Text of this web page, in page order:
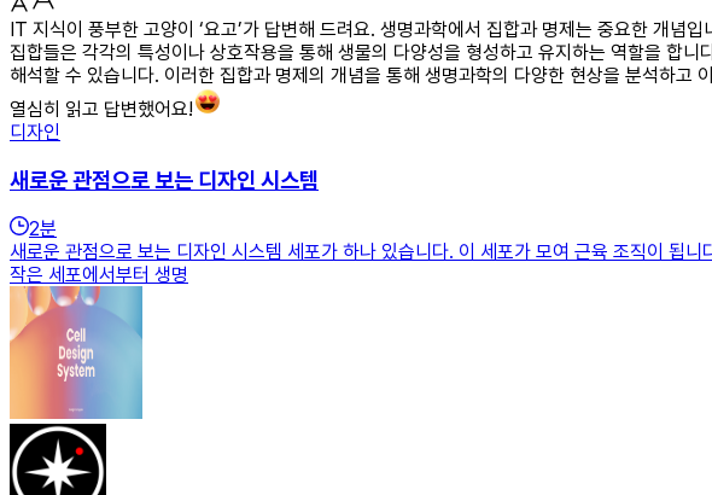
IT 지식이 풍부한 고양이 ‘요고’가 답변해 드려요. 생명과학에서 집합과 명제는 중요한 개념
집합들은 각각의 특성이나 상호작용을 통해 생물의 다양성을 형성하고 유지하는 역할을 합
해석할 수 있습니다. 이러한 집합과 명제의 개념을 통해 생명과학의 다양한 현상을 분석하
열심히 읽고 답변했어요!
디자인
새로운 관점으로 보는 디자인 시스템
2분
새로운 관점으로 보는 디자인 시스템 세포가 하나 있습니다. 이 세포가 모여 근육 조직이 됩
작은 세포에서부터 생명